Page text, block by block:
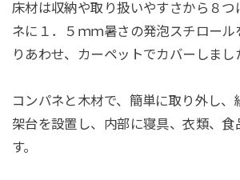
床材は収納や取り扱いやすさから８つ
ネに１．５ｍｍ暑さの発泡スチロール
りあわせ、カーペットでカバーしまし
コンパネと木材で、簡単に取り外し、
架台を設置し、内部に寝具、衣類、食
す。